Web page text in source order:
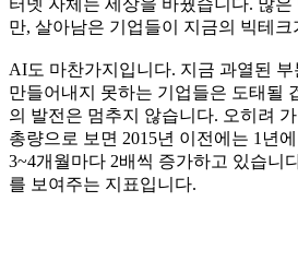
만, 살아남은 기업들이 지금의 빅테크
AI도 마찬가지입니다. 지금 과열된
만들어내지 못하는 기업들은 도태될
의 발전은 멈추지 않습니다. 오히려
총량으로 보면 2015년 이전에는 1년
3~4개월마다 2배씩 증가하고 있습니
를 보여주는 지표입니다.